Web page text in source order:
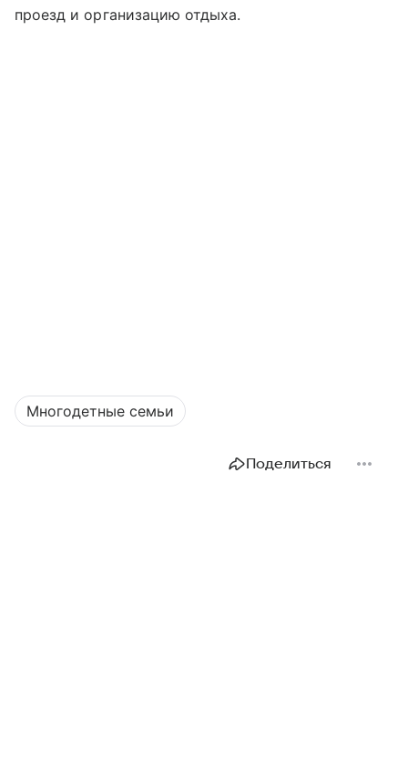
проезд и организацию отдыха.
Многодетные семьи
Поделиться